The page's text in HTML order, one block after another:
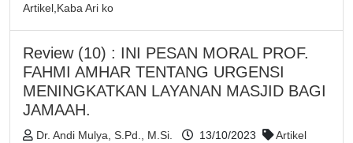
Artikel,Kaba Ari ko
Review (10) : INI PESAN MORAL PROF.
FAHMI AMHAR TENTANG URGENSI
MENINGKATKAN LAYANAN MASJID BAGI
JAMAAH.
Dr. Andi Mulya, S.Pd., M.Si. 13/10/2023 Artikel